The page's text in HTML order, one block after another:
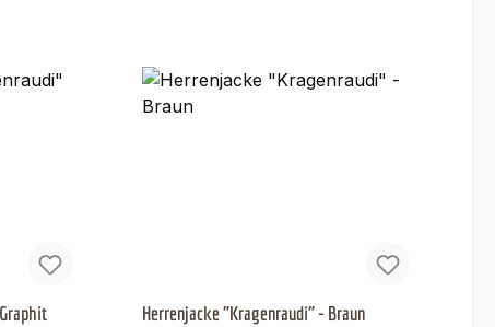
Herrenjacke "Kragenraudi" - Braun